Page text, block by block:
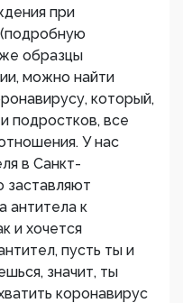
при
(подробную
образцы
можно найти
который,
подростков, все
У нас
в Санкт-
заставляют
антитела к
и хочется
пусть ты и
значит, ты
коронавирус